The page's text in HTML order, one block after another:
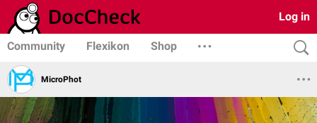
Log in
Community Flexikon Shop
MicroPhot